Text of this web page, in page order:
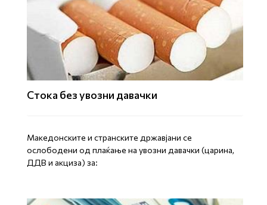
Стока без увозни давачки
Mакедонските и странските државјани се
ослободени од плаќање на увозни давачки (царина,
ДДВ и акциза) за: